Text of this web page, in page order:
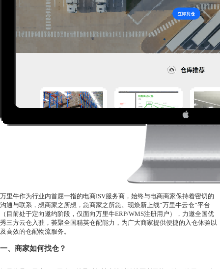
万里牛作为行业内首屈一指的电商ISV服务商，始终与电商商家保持着密切的
沟通与联系，想商家之所想，急商家之所急。现焕新上线“万里牛云仓”平台
（目前处于定向邀约阶段，仅面向万里牛ERP/WMS注册用户），力邀全国优
秀三方云仓入驻，荟聚全国精英仓配能力，为广大商家提供便捷的入仓体验以
及高效的仓配物流服务。
一、 商家如何找仓？